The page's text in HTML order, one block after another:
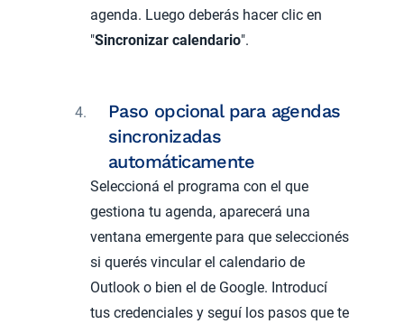
agenda. Luego deberás hacer clic en
"Sincronizar calendario".
Paso opcional para agendas
sincronizadas
automáticamente
Seleccioná el programa con el que
gestiona tu agenda, aparecerá una
ventana emergente para que seleccionés
si querés vincular el calendario de
Outlook o bien el de Google. Introducí
tus credenciales y seguí los pasos que te